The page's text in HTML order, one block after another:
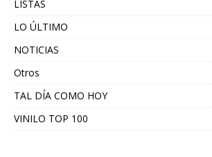
LISTAS
LO ÚLTIMO
NOTICIAS
Otros
TAL DÍA COMO HOY
VINILO TOP 100